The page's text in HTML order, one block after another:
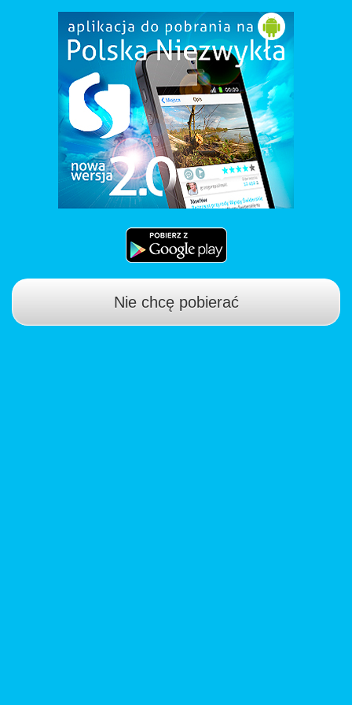
Nie chcę pobierać